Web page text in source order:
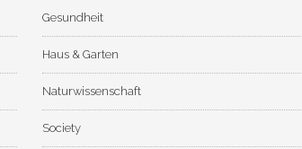
Gesundheit
Haus & Garten
Naturwissenschaft
Society